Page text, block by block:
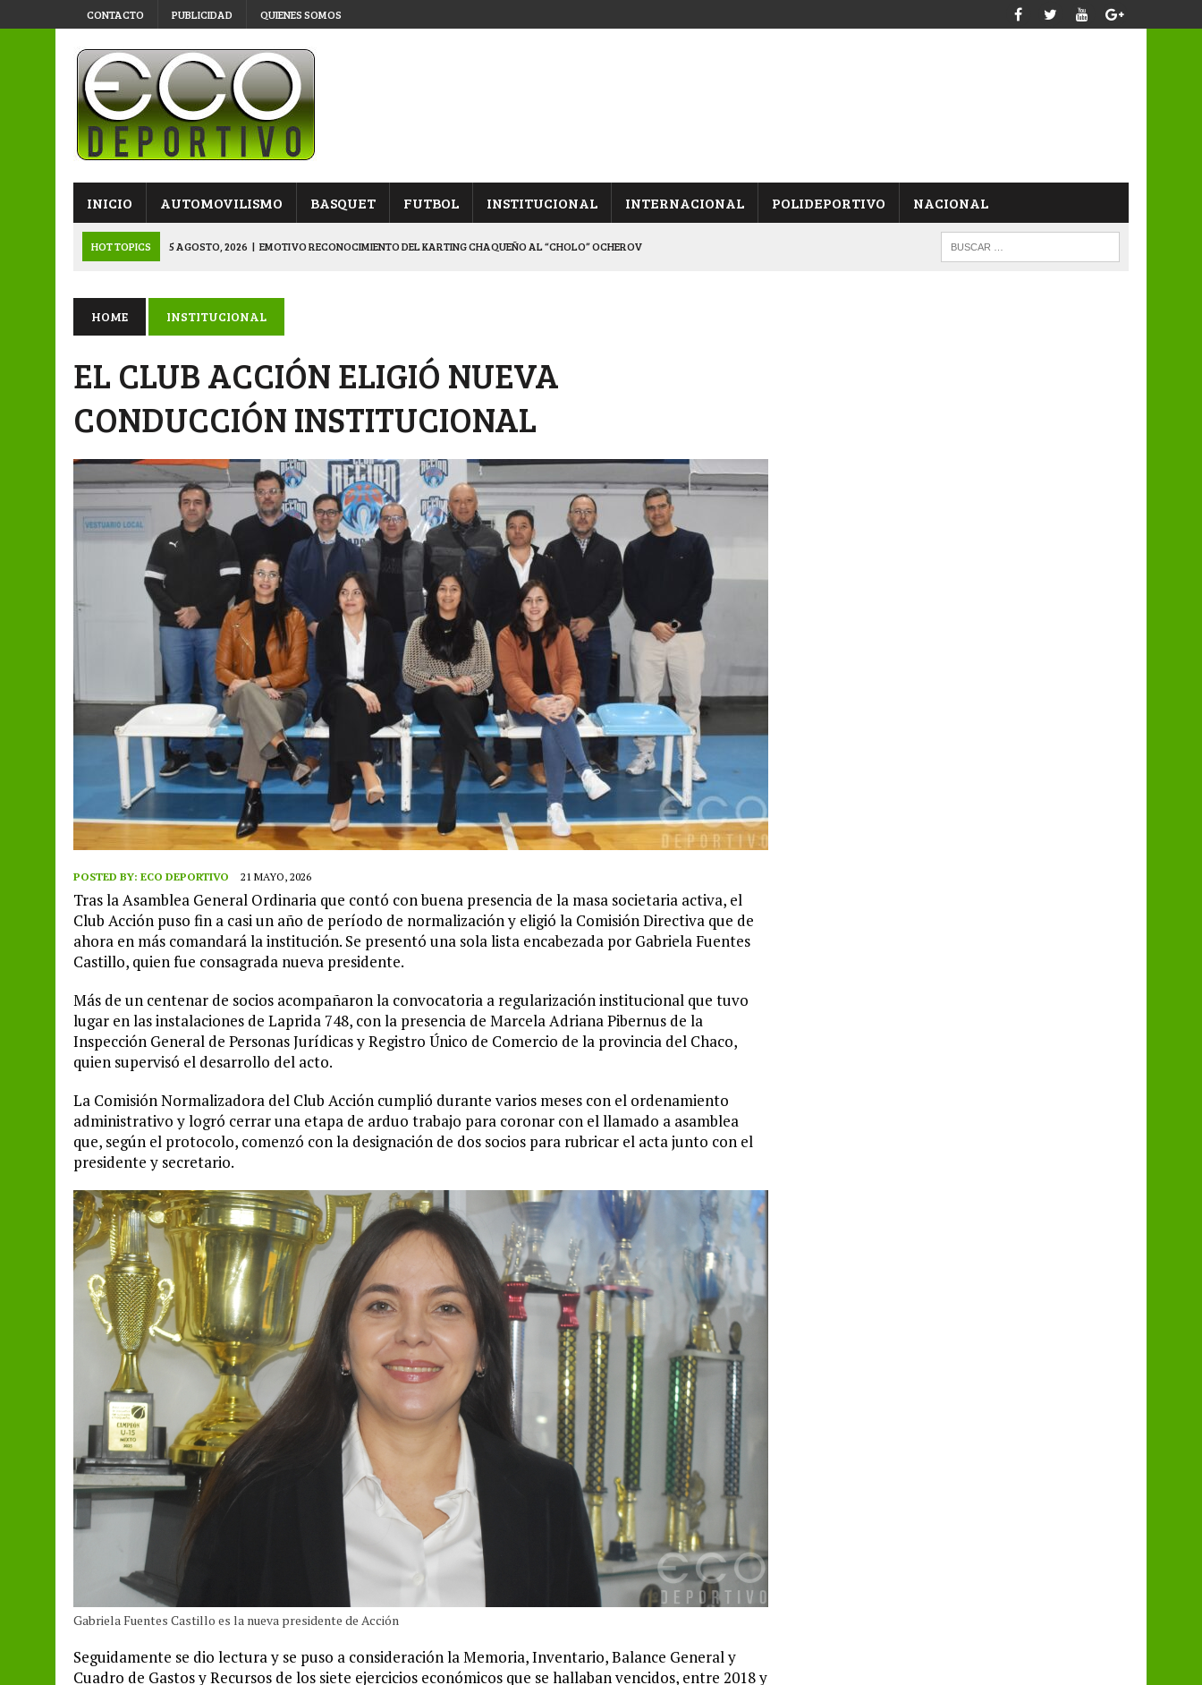
CONTACTO PUBLICIDAD QUIENES SOMOS
INICIO AUTOMOVILISMO BASQUET FUTBOL INSTITUCIONAL INTERNACIONAL POLIDEPORTIVO NACIONAL
HOT TOPICS 5 AGOSTO, 2026 | EMOTIVO RECONOCIMIENTO DEL KARTING CHAQUEÑO AL “CHOLO” OCHEROV
3 AGOSTO, 2026 | APERTURA: VÍA Y OBRAS YA ESTÁ EN SEMIS, TRAS DERROTAR A UNIÓN
5 AGOSTO, 2026 | NAPENAY-BELGRANO Y SPORTIVO-MONTENEGRINA, POR EL PASE A “SEMIS”
HOME INSTITUCIONAL
EL CLUB ACCIÓN ELIGIÓ NUEVA
CONDUCCIÓN INSTITUCIONAL
POSTED BY: ECO DEPORTIVO 21 MAYO, 2026
Tras la Asamblea General Ordinaria que contó con buena presencia de la masa societaria activa, el
Club Acción puso fin a casi un año de período de normalización y eligió la Comisión Directiva que de
ahora en más comandará la institución. Se presentó una sola lista encabezada por Gabriela Fuentes
Castillo, quien fue consagrada nueva presidente.
Más de un centenar de socios acompañaron la convocatoria a regularización institucional que tuvo
lugar en las instalaciones de Laprida 748, con la presencia de Marcela Adriana Pibernus de la
Inspección General de Personas Jurídicas y Registro Único de Comercio de la provincia del Chaco,
quien supervisó el desarrollo del acto.
La Comisión Normalizadora del Club Acción cumplió durante varios meses con el ordenamiento
administrativo y logró cerrar una etapa de arduo trabajo para coronar con el llamado a asamblea
que, según el protocolo, comenzó con la designación de dos socios para rubricar el acta junto con el
presidente y secretario.
Gabriela Fuentes Castillo es la nueva presidente de Acción
Seguidamente se dio lectura y se puso a consideración la Memoria, Inventario, Balance General y
Cuadro de Gastos y Recursos de los siete ejercicios económicos que se hallaban vencidos, entre 2018 y